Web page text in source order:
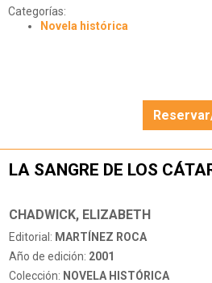
Categorías:
Novela histórica
LA SANGRE DE LOS
CHADWICK, ELIZABETH
Editorial: MARTÍNEZ ROCA
Año de edición: 2001
Colección: NOVELA HISTÓRICA